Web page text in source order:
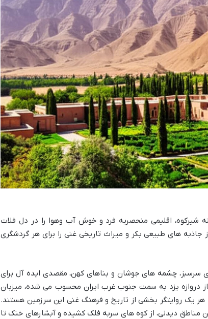
شیرکوه، اقلیمی منحصربه فرد و خوش آب وهوا را در دل فلات
جاذبه های طبیعی بکر و میراث تاریخی غنی را برای هر گردشگری
سرسبز، چشمه های جوشان و بناهای کهن، مقصدی ایده آل برای
دروازه یزد به سمت جنوب غرب ایران محسوب می شده، میزبان
یک روایتگر بخشی از تاریخ و فرهنگ غنی این سرزمین هستند.
مناطق دیدنی، از کوه های سربه فلک کشیده و آبشارهای خنک تا